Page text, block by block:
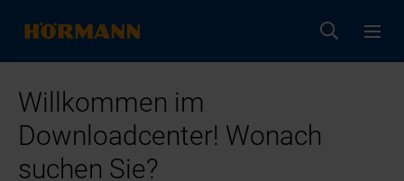
Willkommen im
Downloadcenter! Wonach
suchen Sie?